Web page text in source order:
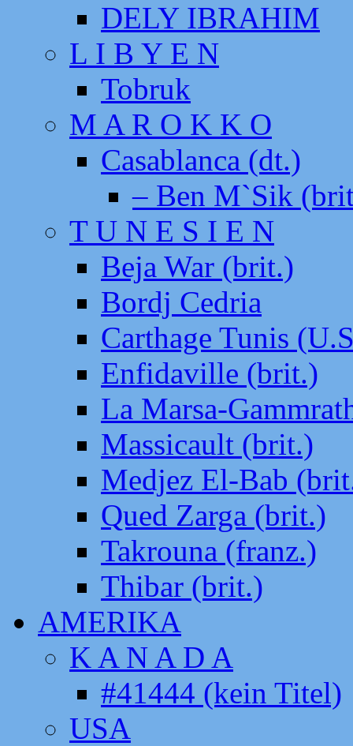
DELY IBRAHIM
L I B Y E N
Tobruk
M A R O K K O
Casablanca (dt.)
– Ben M`Sik
T U N E S I E N
Beja War (brit.)
Bordj Cedria
Carthage Tunis
Enfidaville (brit.)
La Marsa-
Massicault (brit.)
Medjez El-Bab
Qued Zarga (brit.)
Takrouna (franz.)
Thibar (brit.)
AMERIKA
K A N A D A
#41444 (kein Titel)
USA